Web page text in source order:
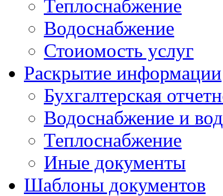
Теплоснабжение
Водоснабжение
Стоиомость услуг
Раскрытие информации
Бухгалтерская
Водоснабжение и
Теплоснабжение
Иные документы
Шаблоны документов